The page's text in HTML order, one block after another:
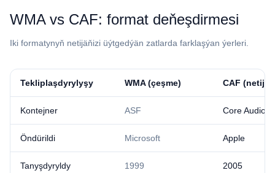
⁦WMA⁩ vs ⁦CAF⁩: format deňeşdirmesi
Iki formatynyň netijäňizi üýtgedýän zatlarda farklaşýan ýerleri.
Tekliplaşdyrylyşy ⁦WMA⁩ (çeşme) ⁦CAF⁩ (netije)
Kontejner ASF Core Audio
Öndürildi Microsoft Apple
Tanyşdyryldy 1999 2005